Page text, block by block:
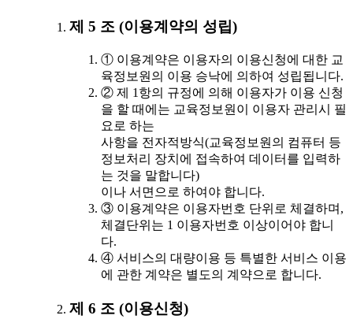
제 5 조 (이용계약의 성립)
① 이용계약은 이용자의 이용신청에 대한 교
육정보원의 이용 승낙에 의하여 성립됩니다.
② 제 1항의 규정에 의해 이용자가 이용 신청
을 할 때에는 교육정보원이 이용자 관리시 필
요로 하는
사항을 전자적방식(교육정보원의 컴퓨터 등
정보처리 장치에 접속하여 데이터를 입력하
는 것을 말합니다)
이나 서면으로 하여야 합니다.
③ 이용계약은 이용자번호 단위로 체결하며,
체결단위는 1 이용자번호 이상이어야 합니
다.
④ 서비스의 대량이용 등 특별한 서비스 이용
에 관한 계약은 별도의 계약으로 합니다.
제 6 조 (이용신청)